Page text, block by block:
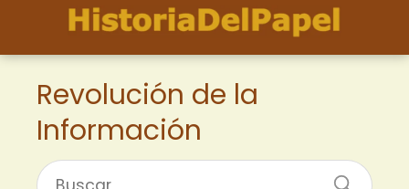
Revolución de la
Información